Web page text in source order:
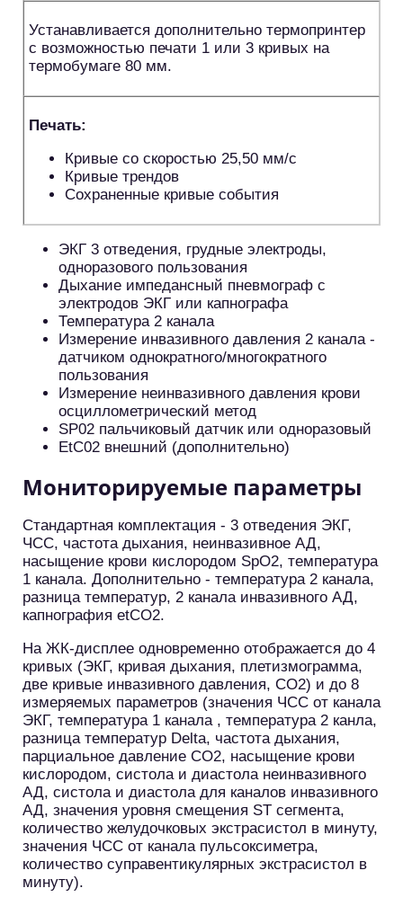
Устанавливается дополнительно термопринтер
с возможностью печати 1 или 3 кривых на
термобумаге 80 мм.
Печать:
Кривые со скоростью 25,50 мм/с
Кривые трендов
Сохраненные кривые события
ЭКГ 3 отведения, грудные электроды,
одноразового пользования
Дыхание импедансный пневмограф с
электродов ЭКГ или капнографа
Температура 2 канала
Измерение инвазивного давления 2 канала -
датчиком однократного/многократного
пользования
Измерение неинвазивного давления крови
осциллометрический метод
SР02 пальчиковый датчик или одноразовый
ЕtС02 внешний (дополнительно)
Мониторируемые параметры
Стандартная комплектация - 3 отведения ЭКГ,
ЧСС, частота дыхания, неинвазивное АД,
насыщение крови кислородом SpO2, температура
1 канала. Дополнительно - температура 2 канала,
разница температур, 2 канала инвазивного АД,
капнография etCO2.
На ЖК-дисплее одновременно отображается до 4
кривых (ЭКГ, кривая дыхания, плетизмограмма,
две кривые инвазивного давления, СО2) и до 8
измеряемых параметров (значения ЧСС от канала
ЭКГ, температура 1 канала , температура 2 канла,
разница температур Delta, частота дыхания,
парциальное давление СО2, насыщение крови
кислородом, систола и диастола неинвазивного
АД, систола и диастола для каналов инвазивного
АД, значения уровня смещения ST сегмента,
количество желудочковых экстрасистол в минуту,
значения ЧСС от канала пульсоксиметра,
количество суправентикулярных экстрасистол в
минуту).